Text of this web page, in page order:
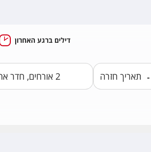
דילים ברגע האחרון
-